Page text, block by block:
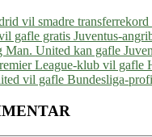
vil smadre
gafle gratis Juventus-
Man. United kan gafle
League-klub vil gafle
vil gafle Bundesliga-